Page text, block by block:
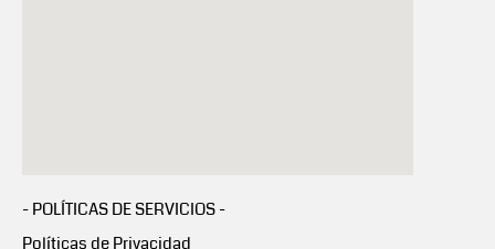
- POLÍTICAS DE SERVICIOS -
Políticas de Privacidad